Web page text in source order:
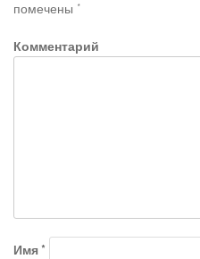
помечены *
Комментарий
Имя*